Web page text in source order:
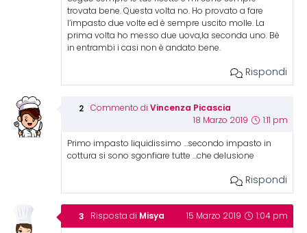
trovata bene. Questa volta no. Ho provato a fare
l’impasto due volte ed è sempre uscito molle. La
prima volta ho messo due uova,la seconda uno. Bè
in entrambi i casi non è andato bene.
Rispondi
Commento di Vincenza Picascia
18 Marzo 2019 1:11 pm
Primo impasto liquidissimo …secondo impasto in
cottura si sono sgonfiare tutte …che delusione
Rispondi
Risposta di Misya 15 Marzo 2019 1:04 pm